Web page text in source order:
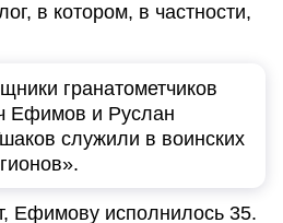
в котором, в частности,
гранатометчиков
Ефимов и Руслан
служили в воинских
Ефимову исполнилось 35.